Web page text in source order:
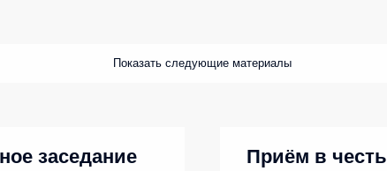
Показать следующие материалы
заседание
Приём в честь